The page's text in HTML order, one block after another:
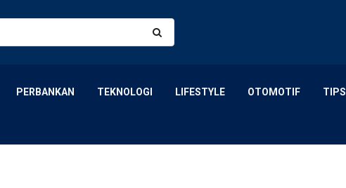
PERBANKAN TEKNOLOGI LIFESTYLE OTOMOTIF TIPS